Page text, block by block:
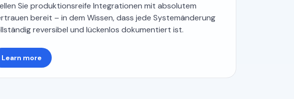
Sie produktionsreife Integrationen mit absolutem
bereit – in dem Wissen, dass jede Systemänderung
reversibel und lückenlos dokumentiert ist.
Learn more